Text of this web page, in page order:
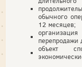
обычного
12 месяцев;
перепродажи
объект